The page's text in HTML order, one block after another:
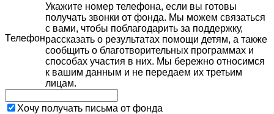
Телефон
Укажите номер телефона, если вы готовы
получать звонки от фонда. Мы можем связаться
с вами, чтобы поблагодарить за поддержку,
рассказать о результатах помощи детям, а также
сообщить о благотворительных программах и
способах участия в них. Мы бережно относимся
к вашим данным и не передаем их третьим
лицам.
Хочу получать письма от фонда